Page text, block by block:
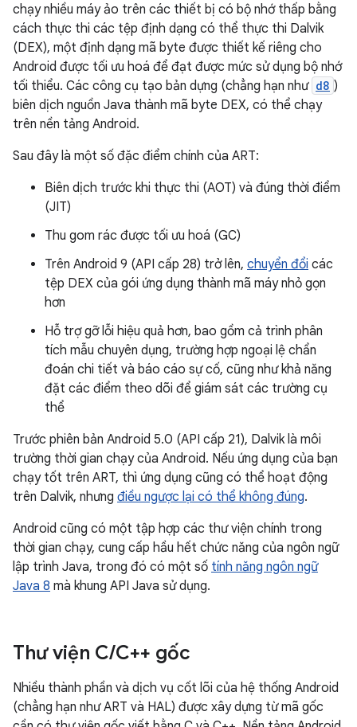
chạy nhiều máy ảo trên các thiết bị có bộ nhớ thấp bằng
cách thực thi các tệp định dạng có thể thực thi Dalvik
(DEX), một định dạng mã byte được thiết kế riêng cho
Android được tối ưu hoá để đạt được mức sử dụng bộ nhớ
tối thiểu. Các công cụ tạo bản dựng (chẳng hạn như d8 )
biên dịch nguồn Java thành mã byte DEX, có thể chạy
trên nền tảng Android.
Sau đây là một số đặc điểm chính của ART:
Biên dịch trước khi thực thi (AOT) và đúng thời điểm
(JIT)
Thu gom rác được tối ưu hoá (GC)
Trên Android 9 (API cấp 28) trở lên, chuyển đổi các
tệp DEX của gói ứng dụng thành mã máy nhỏ gọn
hơn
Hỗ trợ gỡ lỗi hiệu quả hơn, bao gồm cả trình phân
tích mẫu chuyên dụng, trường hợp ngoại lệ chẩn
đoán chi tiết và báo cáo sự cố, cũng như khả năng
đặt các điểm theo dõi để giám sát các trường cụ
thể
Trước phiên bản Android 5.0 (API cấp 21), Dalvik là môi
trường thời gian chạy của Android. Nếu ứng dụng của bạn
chạy tốt trên ART, thì ứng dụng cũng có thể hoạt động
trên Dalvik, nhưng điều ngược lại có thể không đúng.
Android cũng có một tập hợp các thư viện chính trong
thời gian chạy, cung cấp hầu hết chức năng của ngôn ngữ
lập trình Java, trong đó có một số tính năng ngôn ngữ
Java 8 mà khung API Java sử dụng.
Thư viện C/C++ gốc
Nhiều thành phần và dịch vụ cốt lõi của hệ thống Android
(chẳng hạn như ART và HAL) được xây dựng từ mã gốc